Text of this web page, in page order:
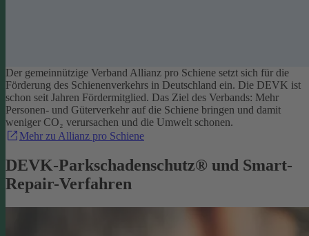
Der gemeinnützige Verband Allianz pro Schiene setzt sich für die
Förderung des Schienenverkehrs in Deutschland ein. Die DEVK ist
schon seit Jahren Fördermitglied. Das Ziel des Verbands: Mehr
Personen- und Güterverkehr auf die Schiene bringen und damit
weniger CO₂ verursachen und die Umwelt schonen.
Mehr zu Allianz pro Schiene
DEVK-Parkschadenschutz® und Smart-
Repair-Verfahren